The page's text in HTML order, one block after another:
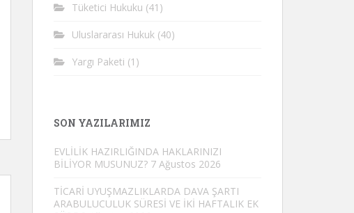
Tüketici Hukuku (41)
Uluslararası Hukuk (40)
Yargı Paketi (1)
SON YAZILARIMIZ
EVLİLİK HAZIRLIĞINDA HAKLARINIZI
BİLİYOR MUSUNUZ? 7 Ağustos 2026
TİCARİ UYUŞMAZLIKLARDA DAVA ŞARTI
ARABULUCULUK SÜRESİ VE İKİ HAFTALIK EK